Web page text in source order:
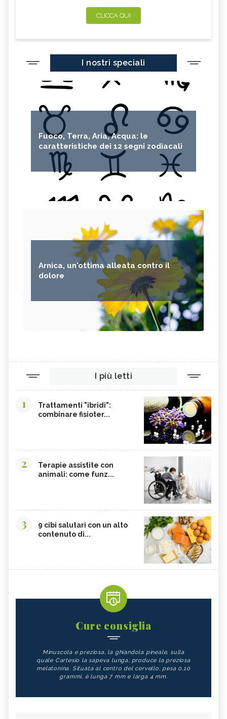
CLICCA QUI
I nostri speciali
Fuoco, Terra, Aria, Acqua: le
caratteristiche dei 12 segni zodiacali
Arnica, un'ottima alleata contro il
dolore
I più letti
1
Trattamenti "ibridi":
combinare fisioter...
2
Terapie assistite con
animali: come funz...
3
9 cibi salutari con un alto
contenuto di...
Cure consiglia
Minuscola e preziosa, la ghiandola pineale, sulla
quale Cartesio la sapeva lunga, produce la preziosa
melatonina. Situata al centro del cervello, pesa 0,10
grammi, è lunga 7 mm e larga 4 mm.